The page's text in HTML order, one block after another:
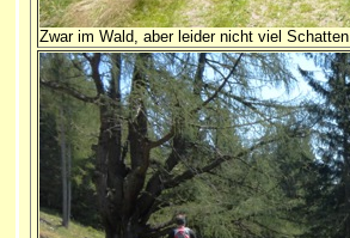
Zwar im Wald, aber leider nicht viel Schatten